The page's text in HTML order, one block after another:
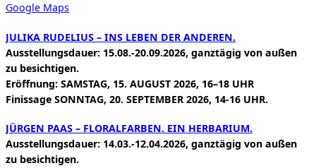
Google Maps
JULIKA RUDELIUS – INS LEBEN DER ANDEREN.
Ausstellungsdauer: 15.08.-20.09.2026, ganztägig von außen
zu besichtigen.
Eröffnung: SAMSTAG, 15. AUGUST 2026, 16–18 UHR
Finissage SONNTAG, 20. SEPTEMBER 2026, 14-16 UHR.
JÜRGEN PAAS – FLORALFARBEN. EIN HERBARIUM.
Ausstellungsdauer: 14.03.-12.04.2026, ganztägig von außen
zu besichtigen.